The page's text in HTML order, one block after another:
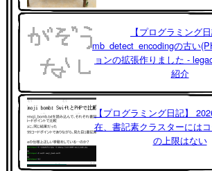
【プログラミング日
mb_detect_encodingの古い
ョンの拡張作りました -
紹介
【プログラミング日記】
在、書記素クラスターには
の上限はない